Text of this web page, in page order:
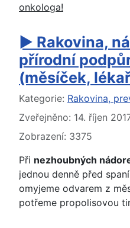
onkologa!
► Rakovina,
přírodní
(měsíček,
Základní údaje
Kategorie: Rakovina,
Zveřejněno: 14. říjen
Zobrazení: 3375
Při nezhoubných
jednou denně před
omyjeme odvarem z
potřeme propolisovou